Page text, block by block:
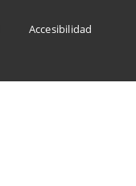
Accesibilidad